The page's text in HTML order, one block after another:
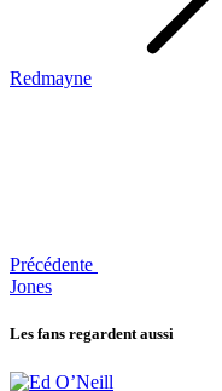
Redmayne
Précédente
Jones
Les fans regardent aussi